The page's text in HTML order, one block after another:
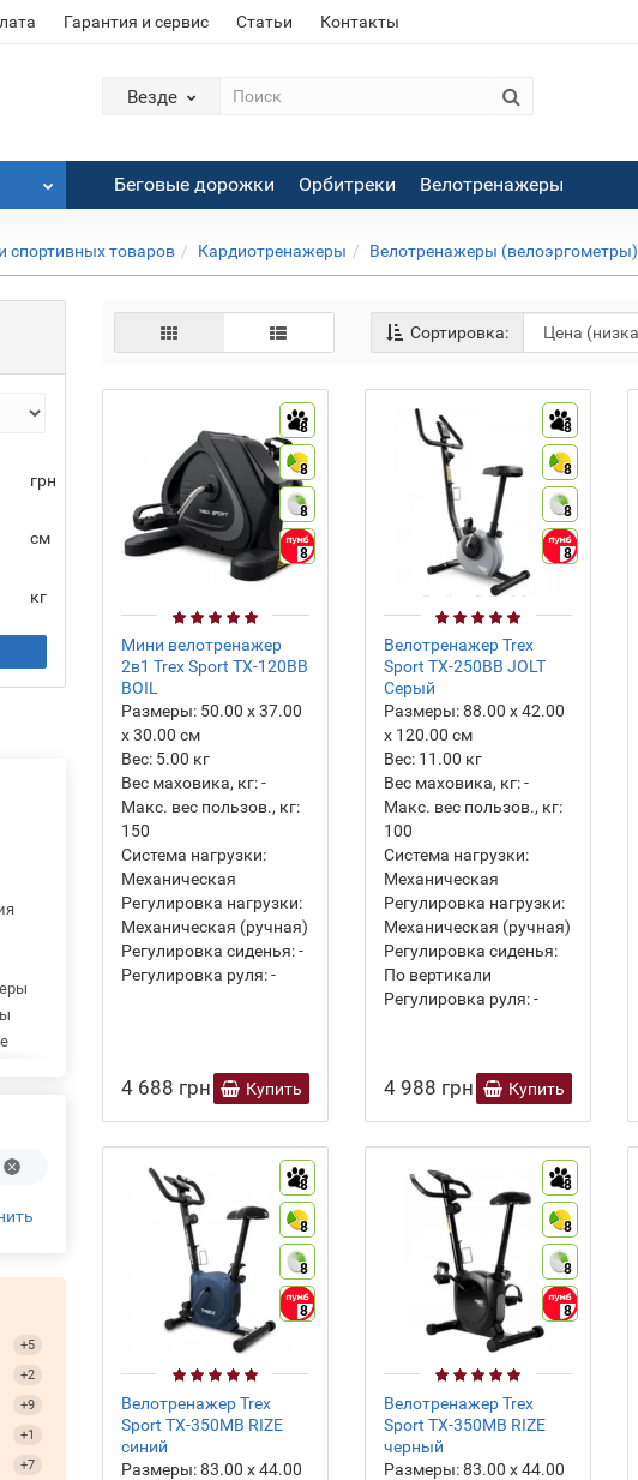
Гарантия и сервис Статьи Контакты
Везде
Беговые дорожки Орбитреки Велотренажеры
спортивных товаров Кардиотренажеры Велотренажеры (велоэргометры)
грн
см
кг
+5
+2
+9
+1
+7
Сортировка:
8
8
8
8
Мини велотренажер
2в1 Trex Sport TX-120BB
BOIL
Размеры:50.00 х 37.00
х 30.00 см
Вес: 5.00 кг
Вес маховика, кг:-
Макс. вес пользов., кг:
150
Система нагрузки:
Механическая
Регулировка нагрузки:
Механическая (ручная)
Регулировка сиденья:-
Регулировка руля:-
4 688 грн Купить
8
8
8
8
Велотренажер Trex
Sport TX-250BB JOLT
Серый
Размеры:88.00 х 42.00
х 120.00 см
Вес: 11.00 кг
Вес маховика, кг:-
Макс. вес пользов., кг:
100
Система нагрузки:
Механическая
Регулировка нагрузки:
Механическая (ручная)
Регулировка сиденья:
По вертикали
Регулировка руля:-
4 988 грн Купить
8
8
8
8
Велотренажер Trex
Sport TX-350MB RIZE
синий
Размеры:83.00 х 44.00
8
8
8
8
Велотренажер Trex
Sport TX-350MB RIZE
черный
Размеры:83.00 х 44.00